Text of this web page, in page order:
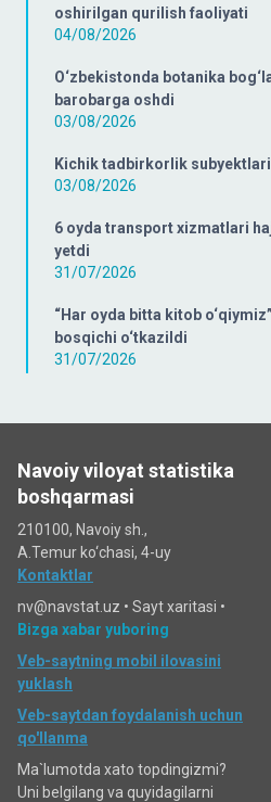
oshirilgan qurilish faoliyati
04/08/2026
O‘zbekistonda botanika
barobarga oshdi
03/08/2026
Kichik tadbirkorlik
03/08/2026
6 oyda transport xizmatlari
yetdi
31/07/2026
“Har oyda bitta kitob
bosqichi o‘tkazildi
31/07/2026
Navoiy viloyat statistika
boshqarmasi
210100, Navoiy sh.,
A.Temur ko‘chаsi, 4-uy
Kontaktlar
nv@navstat.uz • Sayt xaritasi •
Bizga xabar yuboring
Veb-saytning mobil ilovasini
yuklash
Veb-saytdan foydalanish uchun
qo'llanma
Ma`lumotda xato topdingizmi?
Uni belgilang va quyidagilarni